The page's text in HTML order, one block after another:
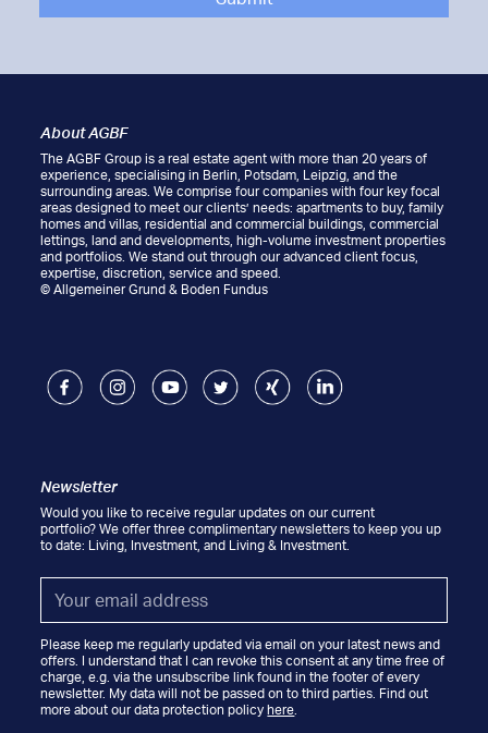
About AGBF
The AGBF Group is a real estate agent with more than 20 years of
experience, specialising in Berlin, Potsdam, Leipzig, and the
surrounding areas. We comprise four companies with four key focal
areas designed to meet our clients’ needs: apartments to buy, family
homes and villas, residential and commercial buildings, commercial
lettings, land and developments, high-volume investment properties
and portfolios. We stand out through our advanced client focus,
expertise, discretion, service and speed.
© Allgemeiner Grund & Boden Fundus
FacebookInstagramYoutube Twitter Xing LinkedIn
Newsletter
Would you like to receive regular updates on our current
portfolio? We offer three complimentary newsletters to keep you up
to date: Living, Investment, and Living & Investment.
Please keep me regularly updated via email on your latest news and
offers. I understand that I can revoke this consent at any time free of
charge, e.g. via the unsubscribe link found in the footer of every
newsletter. My data will not be passed on to third parties. Find out
more about our data protection policyhere.